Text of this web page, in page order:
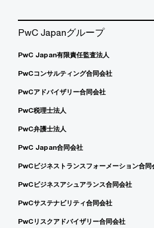
PwC Japanグループ
PwC Japan有限責任監査法人
PwCコンサルティング合同会社
PwCアドバイザリー合同会社
PwC税理士法人
PwC弁護士法人
PwC Japan合同会社
PwCビジネストランスフォーメーション合同
PwCビジネスアシュアランス合同会社
PwCサステナビリティ合同会社
PwCリスクアドバイザリー合同会社